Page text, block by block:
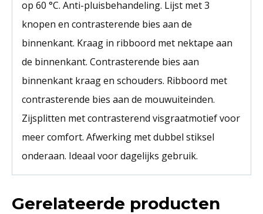
op 60 °C. Anti-pluisbehandeling. Lijst met 3
knopen en contrasterende bies aan de
binnenkant. Kraag in ribboord met nektape aan
de binnenkant. Contrasterende bies aan
binnenkant kraag en schouders. Ribboord met
contrasterende bies aan de mouwuiteinden.
Zijsplitten met contrasterend visgraatmotief voor
meer comfort. Afwerking met dubbel stiksel
onderaan. Ideaal voor dagelijks gebruik.
Gerelateerde producten